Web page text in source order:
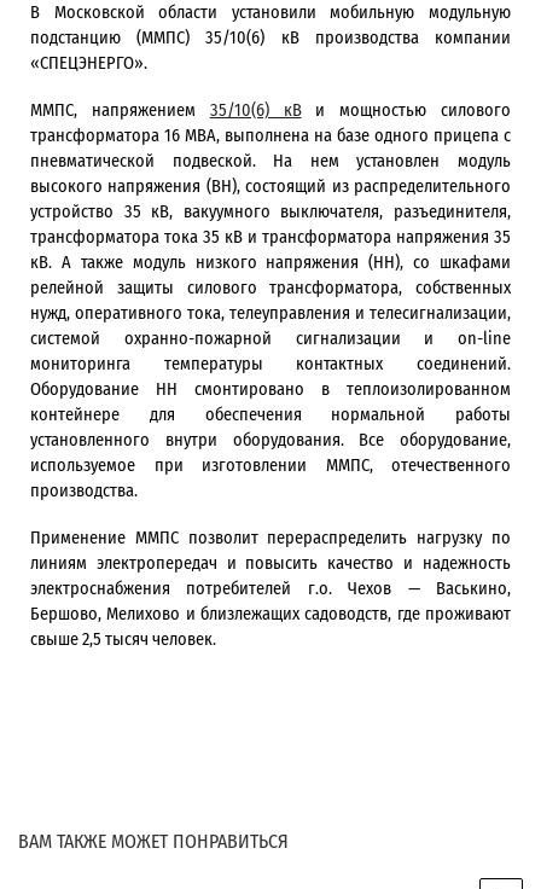
В Московской области установили мобильную модульную
подстанцию (ММПС) 35/10(6) кВ производства компании
«СПЕЦЭНЕРГО».
ММПС, напряжением 35/10(6) кВи мощностью силового
трансформатора 16 MBА, выполнена на базе одного прицепа с
пневматической подвеской. На нем установлен модуль
высокого напряжения (ВН), состоящий из распределительного
устройство 35 кВ, вакуумного выключателя, разъединителя,
трансформатора тока 35 кВ и трансформатора напряжения 35
кВ. А также модуль низкого напряжения (НН), со шкафами
релейной защиты силового трансформатора, собственных
нужд, оперативного тока, телеуправления и телесигнализации,
системой охранно-пожарной сигнализации и on-line
мониторинга температуры контактных соединений.
Оборудование НН смонтировано в теплоизолированном
контейнере для обеспечения нормальной работы
установленного внутри оборудования. Все оборудование,
используемое при изготовлении ММПС, отечественного
производства.
Применение ММПС позволит перераспределить нагрузку по
линиям электропередач и повысить качество и надежность
электроснабжения потребителей г.о. Чехов — Васькино,
Бершово, Мелихово и близлежащих садоводств, где проживают
свыше 2,5 тысяч человек.
ВАМ ТАКЖЕ МОЖЕТ ПОНРАВИТЬСЯ